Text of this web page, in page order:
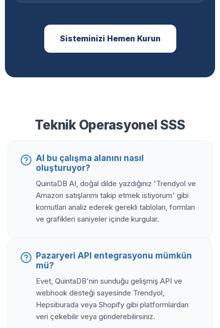
Sisteminizi Hemen Kurun
Teknik Operasyonel SSS
AI bu çalışma alanını nasıl
oluşturuyor?
QuintaDB AI, doğal dilde yazdığınız 'Trendyol ve
Amazon satışlarımı takip etmek istiyorum' gibi
komutları analiz ederek gerekli tabloları, formları
ve grafikleri saniyeler içinde kurgular.
Pazaryeri API entegrasyonu mümkün
mü?
Evet, QuintaDB'nin sunduğu gelişmiş API ve
webhook desteği sayesinde Trendyol,
Hepsiburada veya Shopify gibi platformlardan
veri çekebilir veya gönderebilirsiniz.